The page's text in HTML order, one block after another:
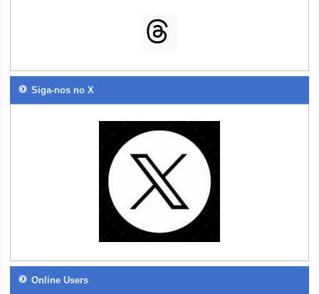
Siga-nos no X
Online Users